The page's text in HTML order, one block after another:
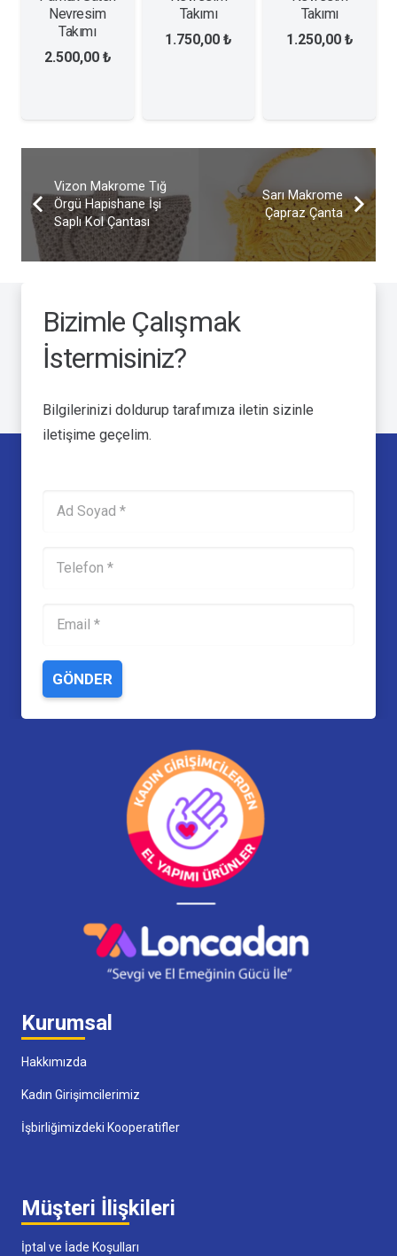
Nevresim
Takımı
2.500,00 ₺
Takımı
1.750,00₺
Takımı
1.250,00₺
Vizon Makrome Tığ
Örgü Hapishane İşi
Saplı Kol Çantası
Sarı Makrome
Çapraz Çanta
Bizimle Çalışmak
İstermisiniz?
Bilgilerinizi doldurup tarafımıza iletin sizinle
iletişime geçelim.
GÖNDER
Kurumsal
Hakkımızda
Kadın Girişimcilerimiz
İşbirliğimizdeki Kooperatifler
Müşteri İlişkileri
İptal ve İade Koşulları